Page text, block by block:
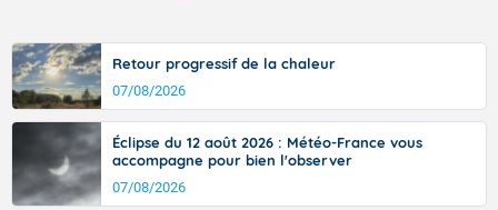
Retour progressif de la chaleur
07/08/2026
Éclipse du 12 août 2026 : Météo-France vous
accompagne pour bien l'observer
07/08/2026